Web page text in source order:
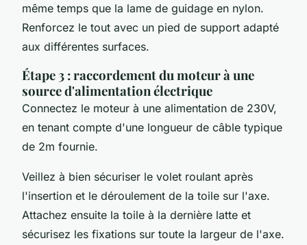
même temps que la lame de guidage en nylon.
Renforcez le tout avec un pied de support adapté
aux différentes surfaces.
Étape 3 : raccordement du moteur à une
source d'alimentation électrique
Connectez le moteur à une alimentation de 230V,
en tenant compte d'une longueur de câble typique
de 2m fournie.
Veillez à bien sécuriser le volet roulant après
l'insertion et le déroulement de la toile sur l'axe.
Attachez ensuite la toile à la dernière latte et
sécurisez les fixations sur toute la largeur de l'axe.